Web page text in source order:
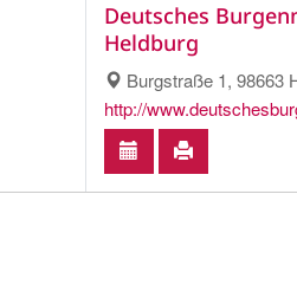
Deutsches
Heldburg
Burgstraße 1, 98663
http://